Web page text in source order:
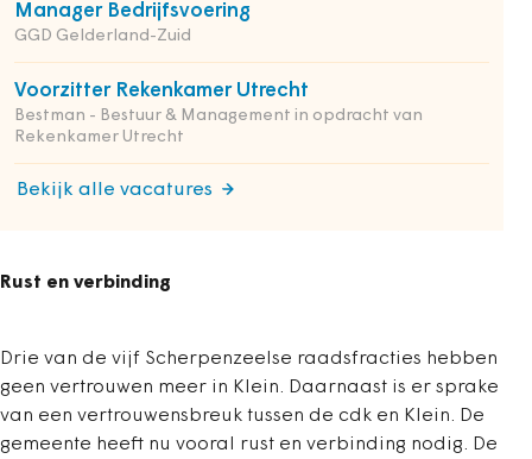
Manager Bedrijfsvoering
GGD Gelderland-Zuid
Voorzitter Rekenkamer Utrecht
Bestman - Bestuur & Management in opdracht van
Rekenkamer Utrecht
Bekijk alle vacatures
Rust en verbinding
Drie van de vijf Scherpenzeelse raadsfracties hebben
geen vertrouwen meer in Klein. Daarnaast is er sprake
van een vertrouwensbreuk tussen de cdk en Klein. De
gemeente heeft nu vooral rust en verbinding nodig. De